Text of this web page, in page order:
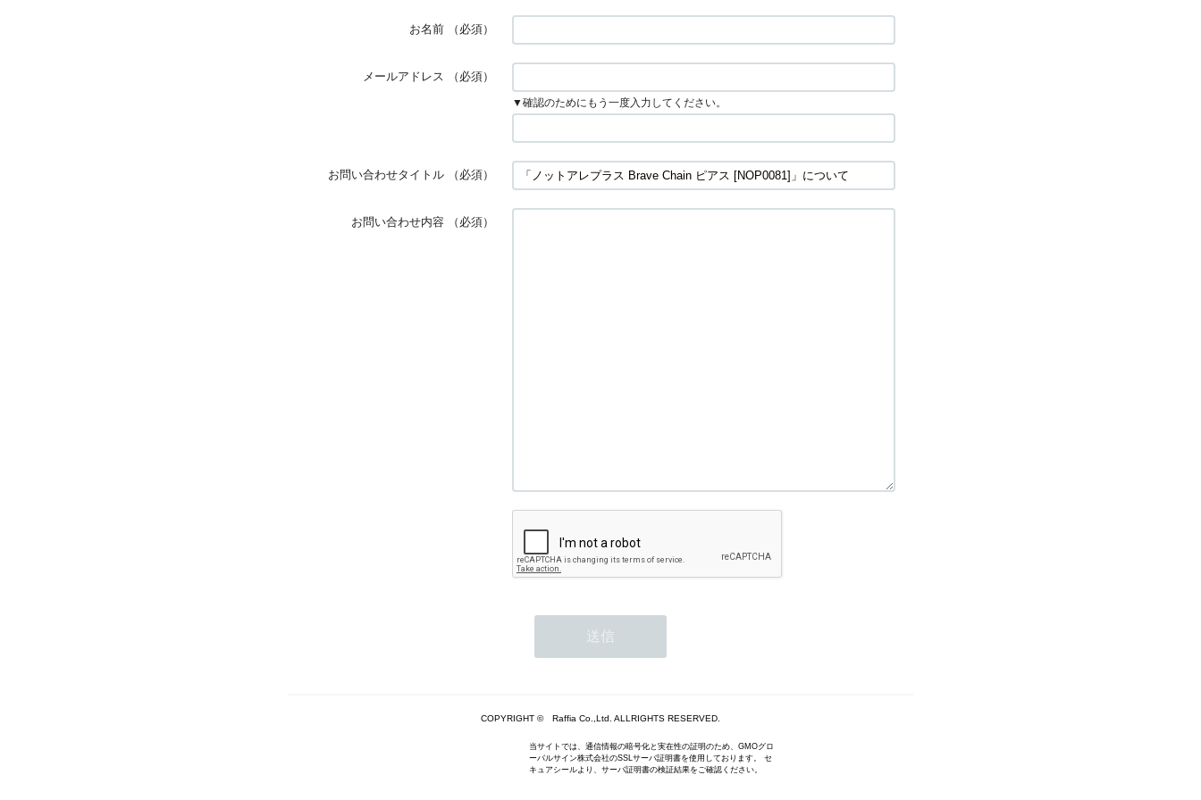
お名前 （必須）
メールアドレス （必須）
▼確認のためにもう一度入力してください。
お問い合わせタイトル （必須）
お問い合わせ内容 （必須）
COPYRIGHT © Raffia Co.,Ltd. ALLRIGHTS RESERVED.
当サイトでは、通信情報の暗号化と実在性の証明のため、GMOグロ
ーバルサイン株式会社のSSLサーバ証明書を使用しております。 セ
キュアシールより、サーバ証明書の検証結果をご確認ください。